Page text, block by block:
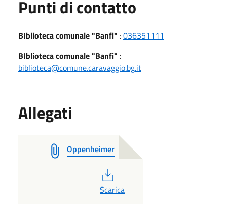
Punti di contatto
BIblioteca comunale "Banfi" :036351111
BIblioteca comunale "Banfi" :
biblioteca@comune.caravaggio.bg.it
Allegati
Oppenheimer
PDF
Scarica